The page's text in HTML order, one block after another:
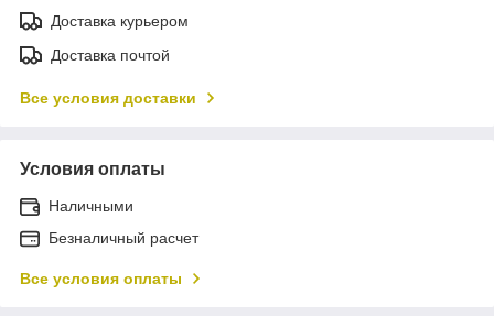
Доставка курьером
Доставка почтой
Все условия доставки
Условия оплаты
Наличными
Безналичный расчет
Все условия оплаты